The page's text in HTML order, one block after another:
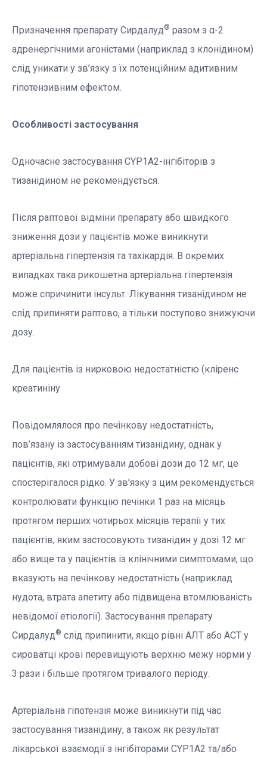
Призначення препарату Сирдалуд® разом з α-2
адренергічними агоністами (наприклад з клонідином)
слід уникати у зв’язку з їх потенційним адитивним
гіпотензивним ефектом.
Особливості застосування
Одночасне застосування CYP1A2-інгібіторів з
тизанідином не рекомендується.
Після раптової відміни препарату або швидкого
зниження дози у пацієнтів може виникнути
артеріальна гіпертензія та тахікардія. В окремих
випадках така рикошетна артеріальна гіпертензія
може спричинити інсульт. Лікування тизанідином не
слід припиняти раптово, а тільки поступово знижуючи
дозу.
Для пацієнтів із нирковою недостатністю (кліренс
креатиніну
Повідомлялося про печінкову недостатність,
пов’язану із застосуванням тизанідину, однак у
пацієнтів, які отримували добові дози до 12 мг, це
спостерігалося рідко. У зв’язку з цим рекомендується
контролювати функцію печінки 1 раз на місяць
протягом перших чотирьох місяців терапії у тих
пацієнтів, яким застосовують тизанідин у дозі 12 мг
або вище та у пацієнтів із клінічними симптомами, що
вказують на печінкову недостатність (наприклад
нудота, втрата апетиту або підвищена втомлюваність
невідомої етіології). Застосування препарату
Сирдалуд® слід припинити, якщо рівні АЛТ або ACT у
сироватці крові перевищують верхню межу норми у
3 рази і більше протягом тривалого періоду.
Артеріальна гіпотензія може виникнути під час
застосування тизанідину, а також як результат
лікарської взаємодії з інгібіторами CYP1A2 та/або